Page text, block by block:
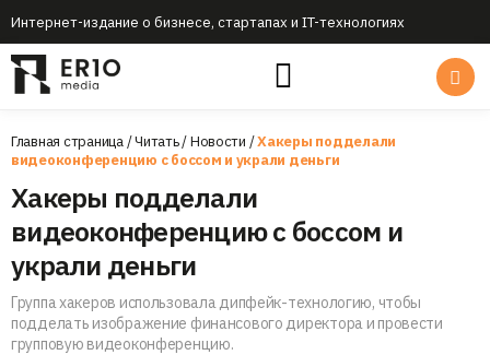
Интернет-издание о бизнесе, стартапах и IT-технологиях
Главная страница/Читать/Новости /Хакеры подделали
видеоконференцию с боссом и украли деньги
Хакеры подделали
видеоконференцию с боссом и
украли деньги
Группа хакеров использовала дипфейк-технологию, чтобы
подделать изображение финансового директора и провести
групповую видеоконференцию.